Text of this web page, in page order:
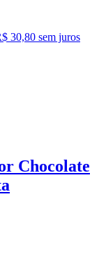
30,80 sem juros
Chocolate